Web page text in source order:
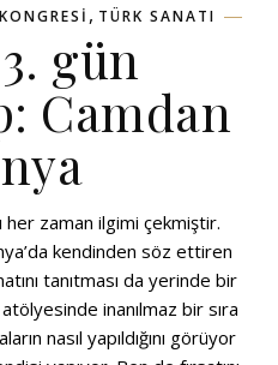
, TÜRK SANATI
gün
Camdan
her zaman ilgimi çekmiştir.
kendinden söz ettiren
tanıtması da yerinde bir
inanılmaz bir sıra
nasıl yapıldığını görüyor